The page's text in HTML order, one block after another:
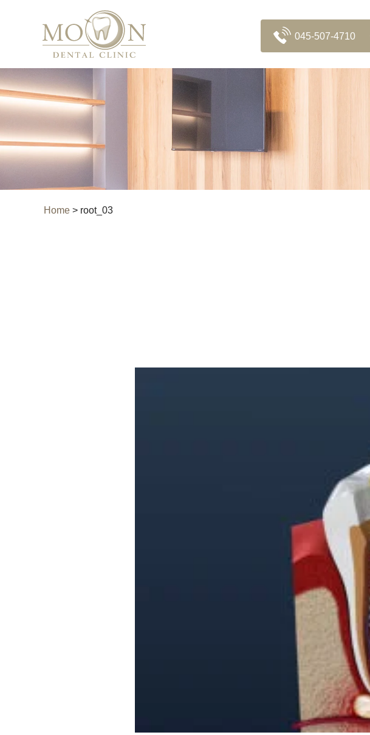
045-507-4710
Home > root_03